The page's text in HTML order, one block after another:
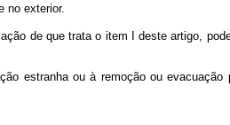
no exterior.
de que trata o item I deste artigo,
ou à remoção ou evacuação